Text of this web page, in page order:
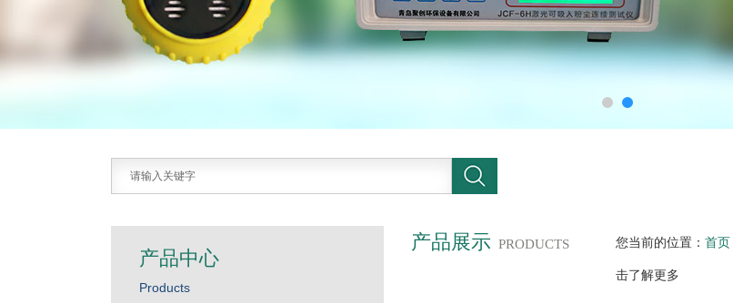
产品展示 PRODUCTS 您当前的位置： 首页
击了解更多
产品中心
Products